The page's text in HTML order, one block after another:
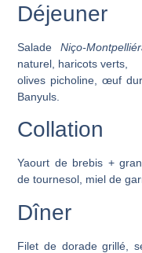
Déjeuner
Salade Niço-
naturel, haricots verts,
olives picholine, œuf
Banyuls.
Collation
Yaourt de brebis +
de tournesol, miel de
Dîner
Filet de dorade grillé,